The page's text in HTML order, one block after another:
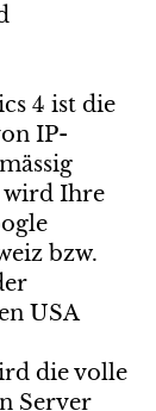
4 ist die
IP-
Ihre
bzw.
USA
die volle
Server